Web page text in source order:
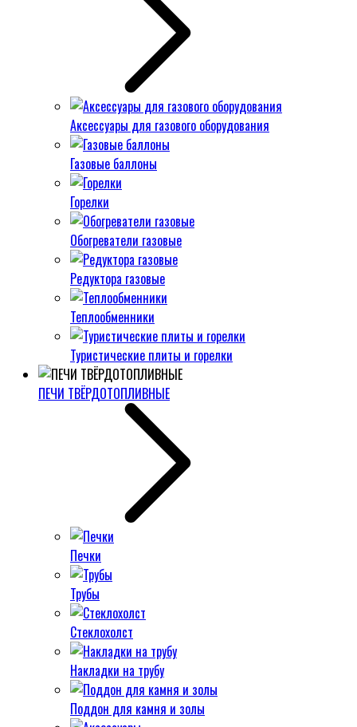
Аксессуары для газового оборудования
Газовые баллоны
Горелки
Обогреватели газовые
Редуктора газовые
Теплообменники
Туристические плиты и горелки
ПЕЧИ ТВЁРДОТОПЛИВНЫЕ
Печки
Трубы
Стеклохолст
Накладки на трубу
Поддон для камня и золы